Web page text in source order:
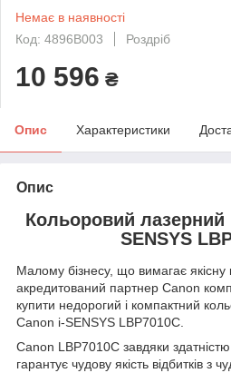
Немає в наявності
Код: 4896B003
Роздріб
10 596 ₴
Опис Характеристики
Опис
Кольоровий лазерний
SENSYS
Малому бізнесу, що вимагає якісну
акредитований партнер Canon
купити недорогий і компактний
Canon i-SENSYS LBP7010C.
Canon LBP7010C завдяки
гарантує чудову якість відбитків з